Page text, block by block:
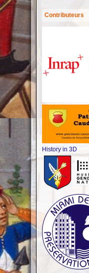
Contributeurs
History in 3D